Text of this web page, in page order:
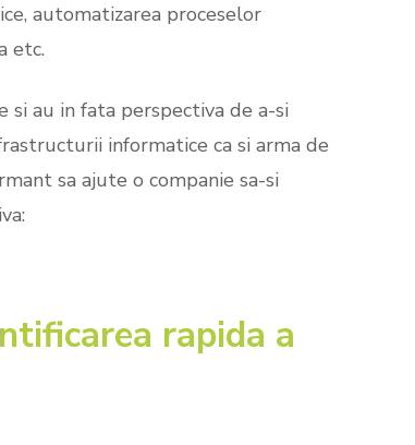
automatizarea proceselor
etc.
au in fata perspectiva de a-si
informatice ca si arma de
sa ajute o companie sa-si
rapida a